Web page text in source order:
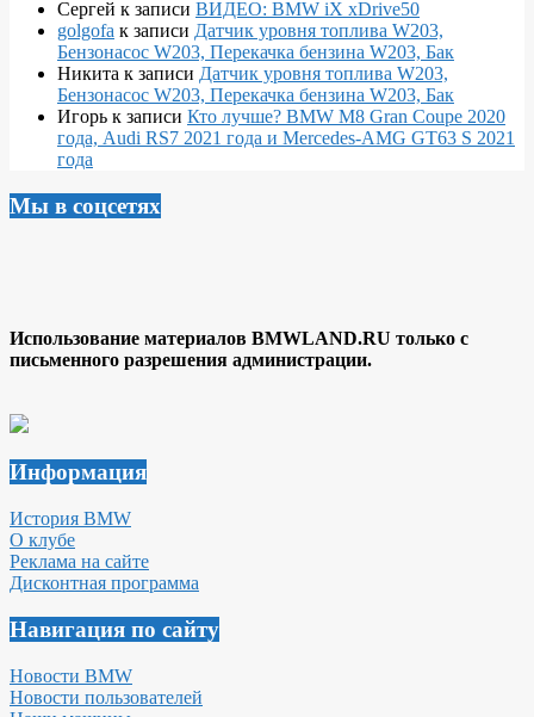
Сергей к записи ВИДЕО: BMW iX xDrive50
golgofa к записи Датчик уровня топлива W203,
Бензонасос W203, Перекачка бензина W203, Бак
Никита к записи Датчик уровня топлива W203,
Бензонасос W203, Перекачка бензина W203, Бак
Игорь к записи Кто лучше? BMW M8 Gran Coupe 2020
года, Audi RS7 2021 года и Mercedes-AMG GT63 S 2021
года
Мы в соцсетях
Использование материалов BMWLAND.RU только с
письменного разрешения администрации.
Информация
История BMW
О клубе
Реклама на сайте
Дисконтная программа
Навигация по сайту
Новости BMW
Новости пользователей